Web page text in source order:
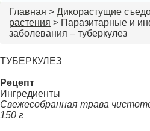
Главная > Дикорастущие
растения > Паразитарные и
заболевания – туберкулез
ТУБЕРКУЛЕЗ
Рецепт
Ингредиенты
Свежесобранная трава
150 г